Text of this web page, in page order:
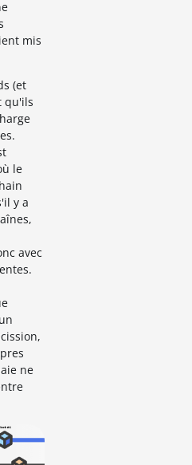
mis
(et
qu'ils
le
y a
avec
ne